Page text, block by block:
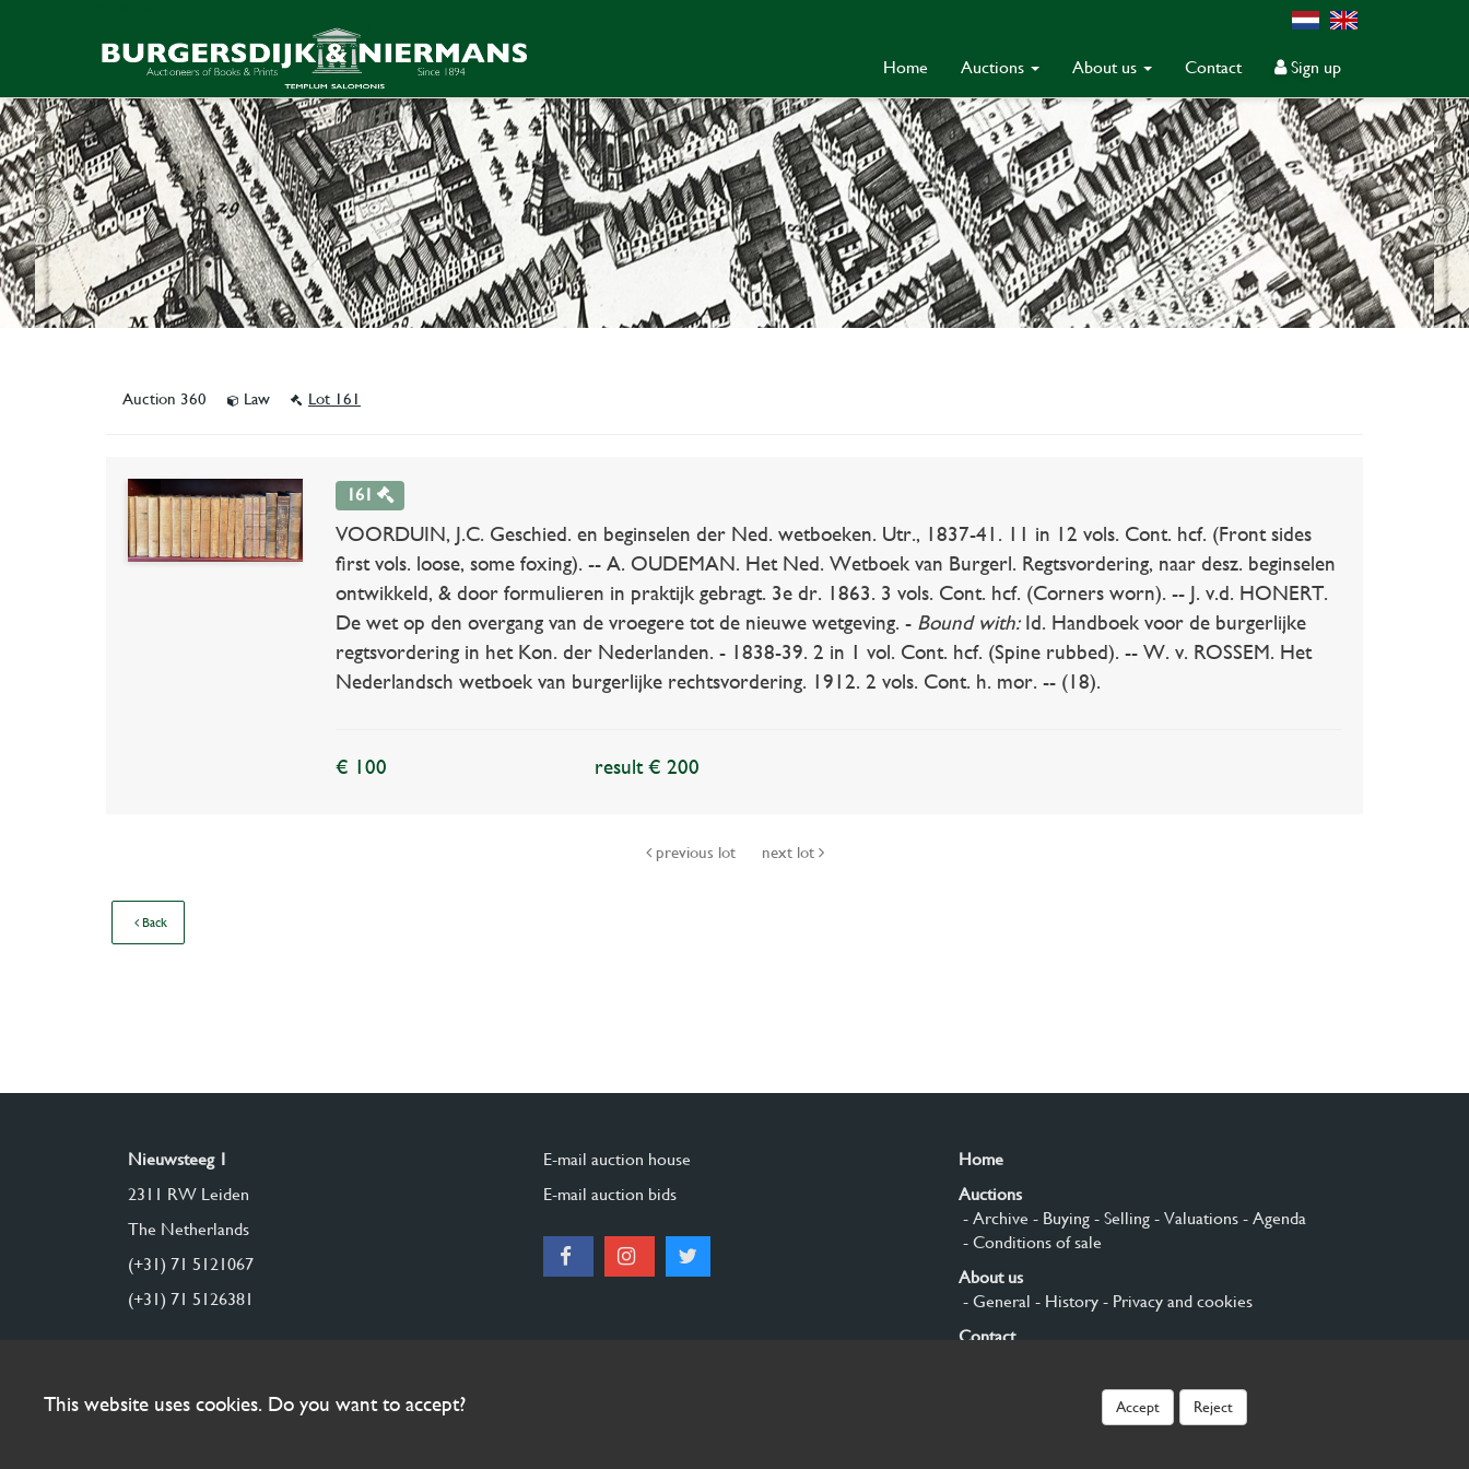
Home Auctions About us Contact Sign up
Auction 360 Law Lot 161
161
VOORDUIN, J.C. Geschied. en beginselen der Ned. wetboeken. Utr., 1837-41. 11 in 12 vols. Cont. hcf. (Front sides
first vols. loose, some foxing). -- A. OUDEMAN. Het Ned. Wetboek van Burgerl. Regtsvordering, naar desz. beginselen
ontwikkeld, & door formulieren in praktijk gebragt. 3e dr. 1863. 3 vols. Cont. hcf. (Corners worn). -- J. v.d. HONERT.
De wet op den overgang van de vroegere tot de nieuwe wetgeving. - Bound with:Id. Handboek voor de burgerlijke
regtsvordering in het Kon. der Nederlanden. - 1838-39. 2 in 1 vol. Cont. hcf. (Spine rubbed). -- W. v. ROSSEM. Het
Nederlandsch wetboek van burgerlijke rechtsvordering. 1912. 2 vols. Cont. h. mor. -- (18).
€ 100 result € 200
previous lot next lot
Back
Nieuwsteeg 1
2311 RW Leiden
The Netherlands
(+31) 71 5121067
(+31) 71 5126381
E-mail auction house
E-mail auction bids
Home
Auctions
- Archive - Buying- Selling- Valuations- Agenda
- Conditions of sale
About us
- General - History- Privacy and cookies
Contact
This website uses cookies. Do you want to accept? Accept Reject